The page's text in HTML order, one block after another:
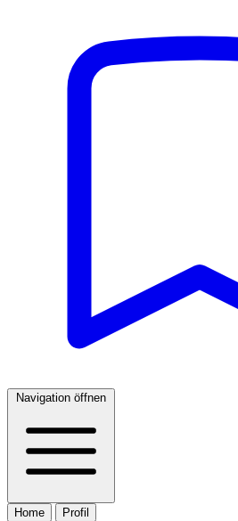
Navigation öffnen
Home Profil